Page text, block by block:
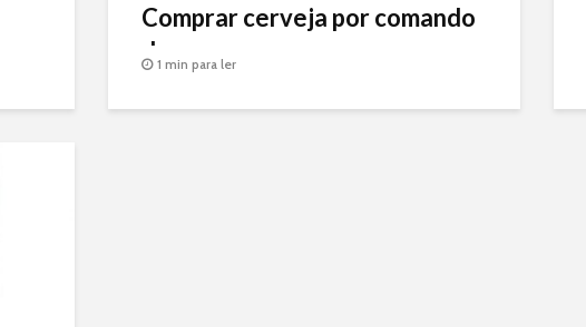
Comprar cerveja por comando
de voz
1 min para ler